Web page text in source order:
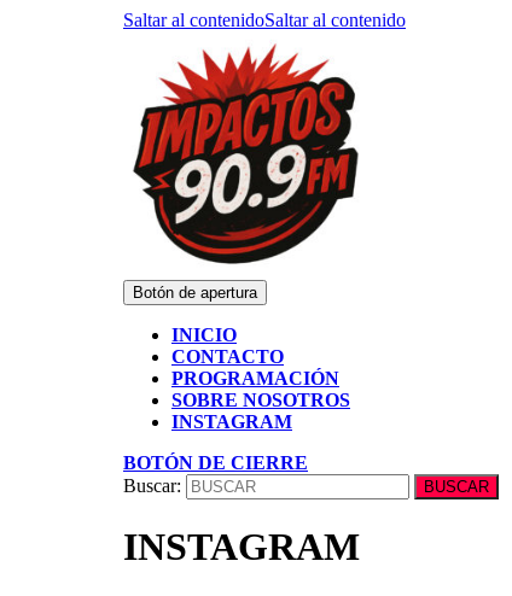
Saltar al contenidoSaltar al contenido
Botón de apertura
INICIO
CONTACTO
PROGRAMACIÓN
SOBRE NOSOTROS
INSTAGRAM
BOTÓN DE CIERRE
Buscar:
INSTAGRAM